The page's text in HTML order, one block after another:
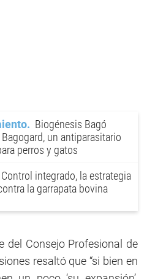
Biogénesis Bagó
un antiparasitario
perros y gatos
Control integrado, la estrategia
la garrapata bovina
del Consejo Profesional de
resaltó que “si bien en